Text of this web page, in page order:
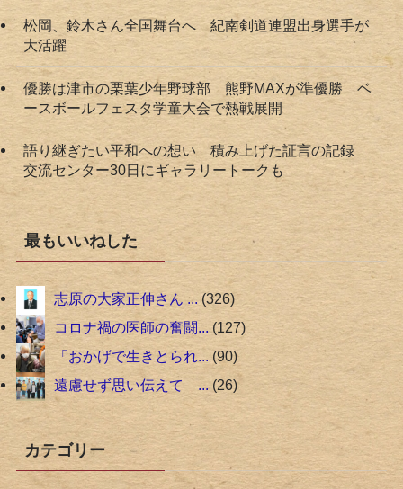
松岡、鈴木さん全国舞台へ 紀南剣道連盟出身選手が
大活躍
優勝は津市の栗葉少年野球部 熊野MAXが準優勝 ベ
ースボールフェスタ学童大会で熱戦展開
語り継ぎたい平和への想い 積み上げた証言の記録
交流センター30日にギャラリートークも
最もいいねした
志原の大家正伸さん ... 326
コロナ禍の医師の奮闘... 127
「おかげで生きとられ... 90
遠慮せず思い伝えて ... 26
カテゴリー